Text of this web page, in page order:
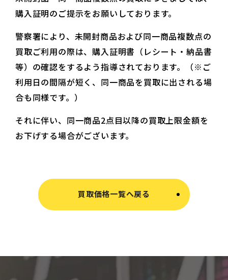
購入証明のご提示をお願いしております。
警察署により、未開封商品および同一商品複数点の
買取ご利用の際は、購入証明書（レシート・納品書
等）の確認をするよう指導されております。（※ご
利用日の間隔が短く、同一商品を買取に出される場
合も同様です。）
それに伴い、同一商品2点目以降の買取上限金額を
お下げする場合がございます。
買取価格一覧へ戻る